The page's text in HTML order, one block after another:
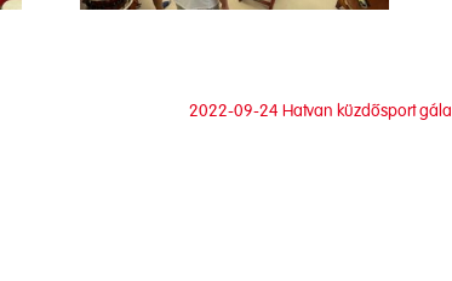
2022-09-24 Hatvan küzdősport gála